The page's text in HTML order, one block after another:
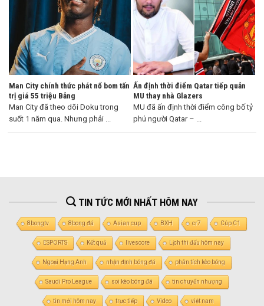
Man City chính thức phát nổ bom tấn
trị giá 55 triệu Bảng
Man City đã theo dõi Doku trong
suốt 1 năm qua. Nhưng phải ...
Ấn định thời điểm Qatar tiếp quản
MU thay nhà Glazers
MU đã ấn định thời điểm công bố tỷ
phú người Qatar – ...
TIN TỨC MỚI NHẤT HÔM NAY
8bongtv 8bong đá Asian cup BXH cr7 Cúp C1
ESPORTS Kết quả livescore Lịch thi đấu hôm nay
Ngoại Hạng Anh nhận định bóng đá phân tích kèo bóng
Saudi Pro League soi kèo bóng đá tin chuyển nhượng
tin mới hôm nay trực tiếp Video việt nam